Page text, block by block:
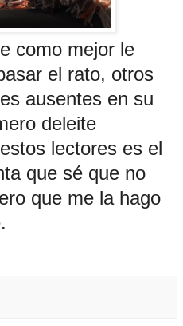
como mejor le
el rato, otros
ausentes en su
deleite
lectores es el
que sé que no
que me la hago